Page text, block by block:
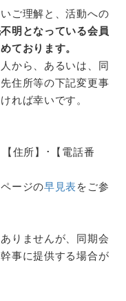
ご理解と、活動への
明となっている会員
ております。
から、あるいは、同
住所等の下記変更事
れば幸いです。
住所】･【電話番
ージの早見表をご参
りませんが、同期会
事に提供する場合が